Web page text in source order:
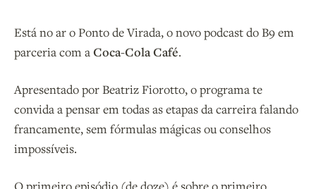
Está no ar o Ponto de Virada, o novo podcast do B9 em
parceria com aCoca-Cola Café.
Apresentado por Beatriz Fiorotto, o programa te
convida a pensar em todas as etapas da carreira falando
francamente, sem fórmulas mágicas ou conselhos
impossíveis.